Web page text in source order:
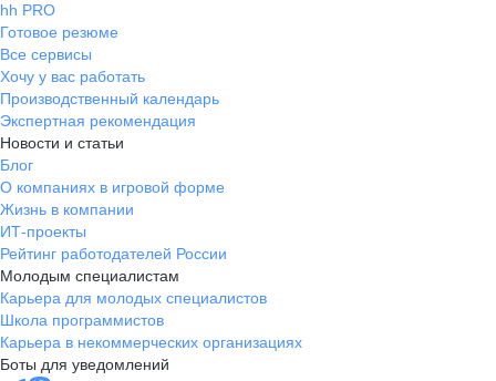
hh PRO
Готовое резюме
Все сервисы
Хочу у вас работать
Производственный календарь
Экспертная рекомендация
Новости и статьи
Блог
О компаниях в игровой форме
Жизнь в компании
ИТ-проекты
Рейтинг работодателей России
Молодым специалистам
Карьера для молодых специалистов
Школа программистов
Карьера в некоммерческих организациях
Боты для уведомлений